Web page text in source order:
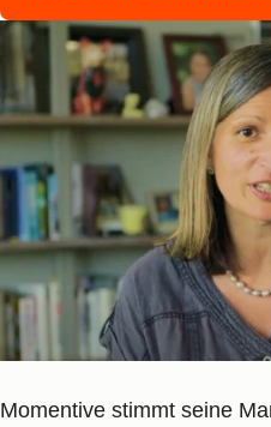
Momentive stimmt seine